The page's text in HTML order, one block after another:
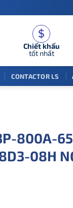
Chiết khấu
tốt nhất
CONTACTOR LS
800A-
08H